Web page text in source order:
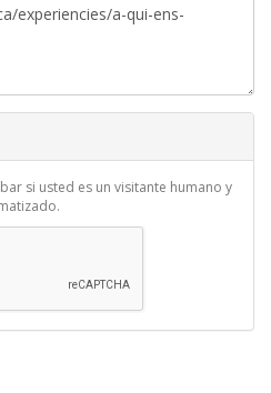
si usted es un visitante humano y